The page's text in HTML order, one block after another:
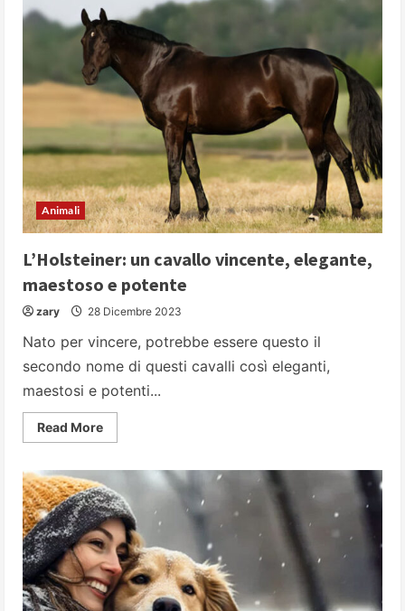
martora:
le
saette
dei
boschi
Animali
L’Holsteiner: un cavallo vincente, elegante,
maestoso e potente
zary 28 Dicembre 2023
Nato per vincere, potrebbe essere questo il
secondo nome di questi cavalli così eleganti,
maestosi e potenti...
Read MoreRead
more
cavallo
vincente,
elegante,
maestoso
e
potente